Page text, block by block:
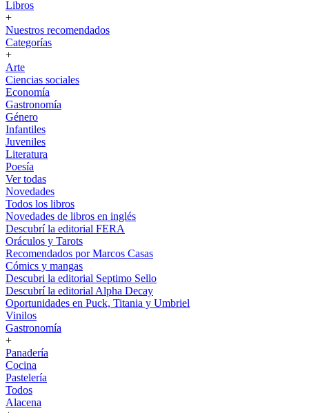
Libros
+
Nuestros recomendados
Categorías
+
Arte
Ciencias sociales
Economía
Gastronomía
Género
Infantiles
Juveniles
Literatura
Poesía
Ver todas
Novedades
Todos los libros
Novedades de libros en inglés
Descubrí la editorial FERA
Oráculos y Tarots
Recomendados por Marcos Casas
Cómics y mangas
Descubri la editorial Septimo Sello
Descubrí la editorial Alpha Decay
Oportunidades en Puck, Titania y Umbriel
Vinilos
Gastronomía
+
Panadería
Cocina
Pastelería
Todos
Alacena